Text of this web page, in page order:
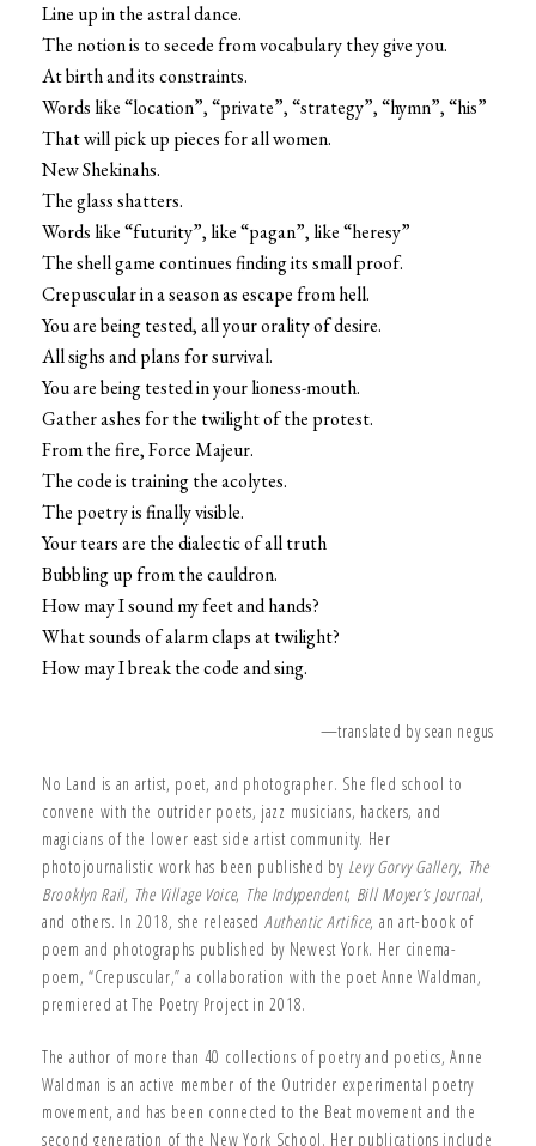
Line up in the astral dance.
The notion is to secede from vocabulary they give you.
At birth and its constraints.
Words like “location”, “private”, “strategy”, “hymn”, “his”
That will pick up pieces for all women.
New Shekinahs.
The glass shatters.
Words like “futurity”, like “pagan”, like “heresy”
The shell game continues finding its small proof.
Crepuscular in a season as escape from hell.
You are being tested, all your orality of desire.
All sighs and plans for survival.
You are being tested in your lioness-mouth.
Gather ashes for the twilight of the protest.
From the fire, Force Majeur.
The code is training the acolytes.
The poetry is finally visible.
Your tears are the dialectic of all truth
Bubbling up from the cauldron.
How may I sound my feet and hands?
What sounds of alarm claps at twilight?
How may I break the code and sing.
—translated by sean negus
No Land is an artist, poet, and photographer. She fled school to
convene with the outrider poets, jazz musicians, hackers, and
magicians of the lower east side artist community. Her
photojournalistic work has been published by Levy Gorvy Gallery, The
Brooklyn Rail, The Village Voice, The Indypendent, Bill Moyer’s Journal,
and others. In 2018, she released Authentic Artifice, an art-book of
poem and photographs published by Newest York. Her cinema-
poem, “Crepuscular,” a collaboration with the poet Anne Waldman,
premiered at The Poetry Project in 2018.
The author of more than 40 collections of poetry and poetics, Anne
Waldman is an active member of the Outrider experimental poetry
movement, and has been connected to the Beat movement and the
second generation of the New York School. Her publications include